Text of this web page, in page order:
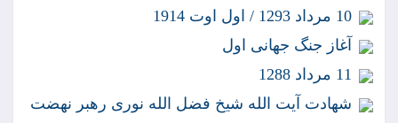
آغاز جنگ جهانى اول
شهادت آيت الله شيخ فضل الله نورى رهبر نهضت